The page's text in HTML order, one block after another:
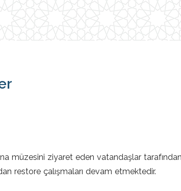
müzesini ziyaret eden vatandaşlar
restore çalışmaları devam etmektedir.